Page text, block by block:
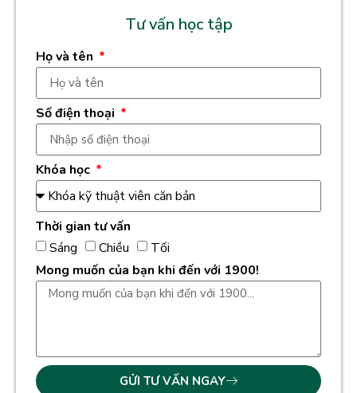
Tư vấn học tập
Họ và tên
Số điện thoại
Khóa học
Thời gian tư vấn
Sáng
Chiều
Tối
Mong muốn của bạn khi đến với 1900!
GỬI TƯ VẤN NGAY